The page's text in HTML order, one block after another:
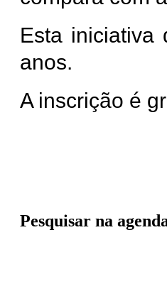
Esta iniciativa
anos.
A inscrição é
Pesquisar na